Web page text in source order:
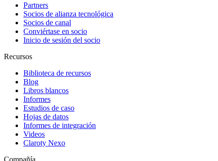
Partners
Socios de alianza tecnológica
Socios de canal
Conviértase en socio
Inicio de sesión del socio
Recursos
Biblioteca de recursos
Blog
Libros blancos
Informes
Estudios de caso
Hojas de datos
Informes de integración
Videos
Claroty Nexo
Compañía